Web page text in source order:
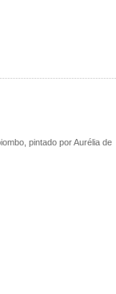
pintado por Aurélia de